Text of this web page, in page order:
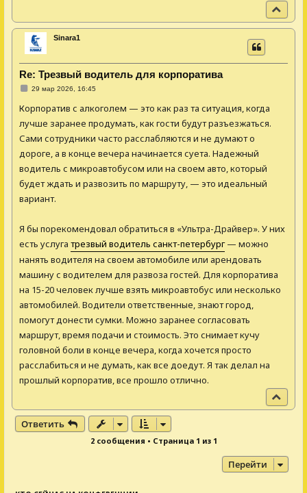
е
р
т
Sinara1
Re: Трезвый водитель для корпоратива
С
б
е
н
е
29 мар 2026, 16:45
Корпоратив с алкоголем — это как раз та ситуация, когда
лучше заранее продумать, как гости будут разъезжаться.
Сами сотрудники часто расслабляются и не думают о
дороге, а в конце вечера начинается суета. Надежный
водитель с микроавтобусом или на своем авто, который
будет ждать и развозить по маршруту, — это идеальный
вариант.
Я бы порекомендовал обратиться в «Ультра-Драйвер». У них
есть услуга трезвый водитель санкт-петербург— можно
нанять водителя на своем автомобиле или арендовать
машину с водителем для развоза гостей. Для корпоратива
на 15-20 человек лучше взять микроавтобус или несколько
автомобилей. Водители ответственные, знают город,
помогут донести сумки. Можно заранее согласовать
маршрут, время подачи и стоимость. Это снимает кучу
головной боли в конце вечера, когда хочется просто
расслабиться и не думать, как все доедут. Я так делал на
прошлый корпоратив, все прошло отлично.
е
т
ь
Ответить
2 сообщения • Страница 1 из 1
Перейти